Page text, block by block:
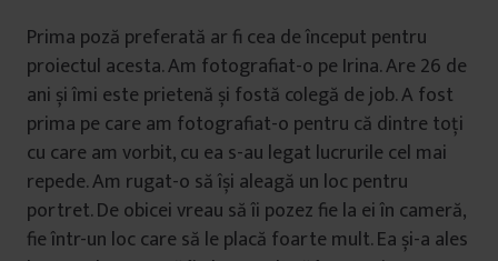
Prima poză preferată ar fi cea de început pentru
proiectul acesta. Am fotografiat-o pe Irina. Are 26 de
ani și îmi este prietenă și fostă colegă de job. A fost
prima pe care am fotografiat-o pentru că dintre toți
cu care am vorbit, cu ea s-au legat lucrurile cel mai
repede. Am rugat-o să își aleagă un loc pentru
portret. De obicei vreau să îi pozez fie la ei în cameră,
fie într-un loc care să le placă foarte mult. Ea și-a ales